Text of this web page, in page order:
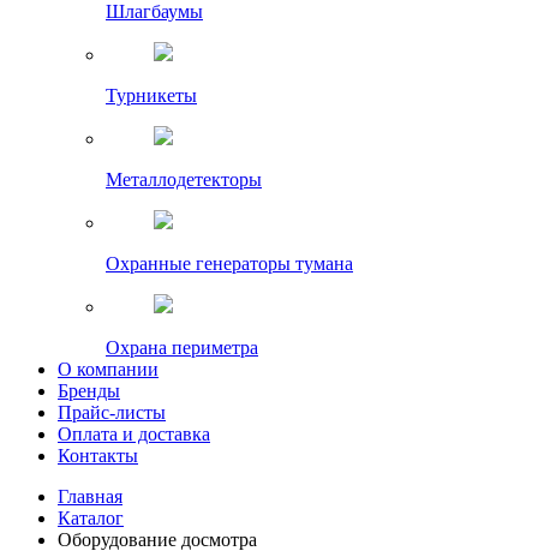
Шлагбаумы
Турникеты
Металлодетекторы
Охранные генераторы тумана
Охрана периметра
О компании
Бренды
Прайс-листы
Оплата и доставка
Контакты
Главная
Каталог
Оборудование досмотра